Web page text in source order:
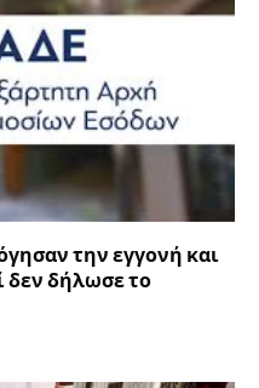
την εγγονή και
δεν δήλωσε το